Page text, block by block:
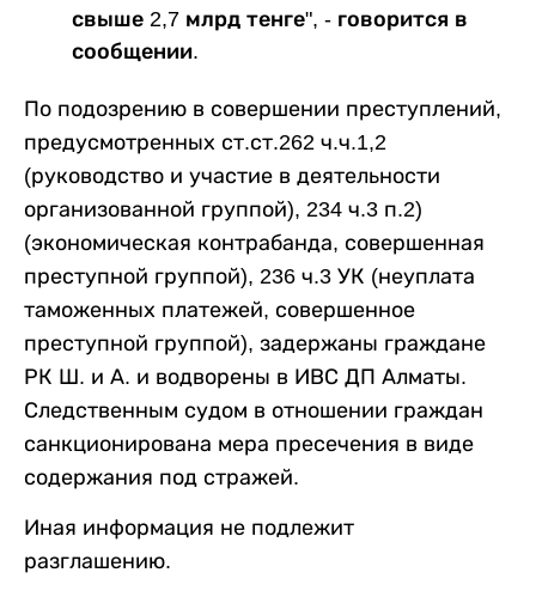
свыше 2,7 млрд тенге", - говорится в
сообщении.
По подозрению в совершении преступлений,
предусмотренных ст.ст.262 ч.ч.1,2
(руководство и участие в деятельности
организованной группой), 234 ч.3 п.2)
(экономическая контрабанда, совершенная
преступной группой), 236 ч.3 УК (неуплата
таможенных платежей, совершенное
преступной группой), задержаны граждане
РК Ш. и А. и водворены в ИВС ДП Алматы.
Следственным судом в отношении граждан
санкционирована мера пресечения в виде
содержания под стражей.
Иная информация не подлежит
разглашению.